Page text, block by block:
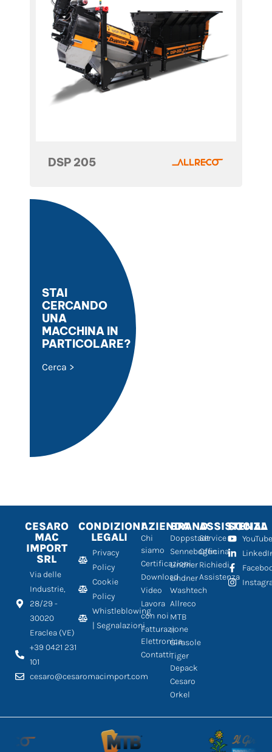
DSP 205
STAI
CERCANDO
UNA
MACCHINA IN
PARTICOLARE?
Cerca >
CESARO
MAC
IMPORT
SRL
Via delle
Industrie,
28/29 -
30020
Eraclea (VE)
+39 0421 231
101
cesaro@cesaromacimport.com
CONDIZIONI
LEGALI
Privacy
Policy
Cookie
Policy
Whistleblowing
| Segnalazioni
AZIENDA
Chi
siamo
Certificazioni
Download
Video
Lavora
con noi
Fatturazione
Elettronica
Contatti
BRAND
Doppstadt
Sennebogen
Lindner
Lindner
Washtech
Allreco
MTB
Il
Girasole
Tiger
Depack
Cesaro
Orkel
ASSISTENZA
Service
Officina
Richiedi
Assistenza
SOCIAL